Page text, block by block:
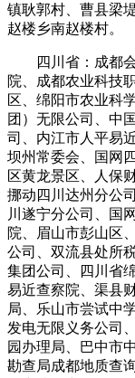
镇耿郭村、曹县梁
赵楼乡南赵楼村。
四川省：成都会
院、成都农业科技
区、绵阳市农业科
团）无限公司、中
司、内江市人平易
坝州常委会、国网
区黄龙景区、人保
挪动四川达州分公
川遂宁分公司、国
院、眉山市彭山区
公司、双流县处所
集团公司、四川省
易近查察院、渠县
局、乐山市尝试中
发电无限义务公司
园办理局、巴中市
勘查局成都地质查